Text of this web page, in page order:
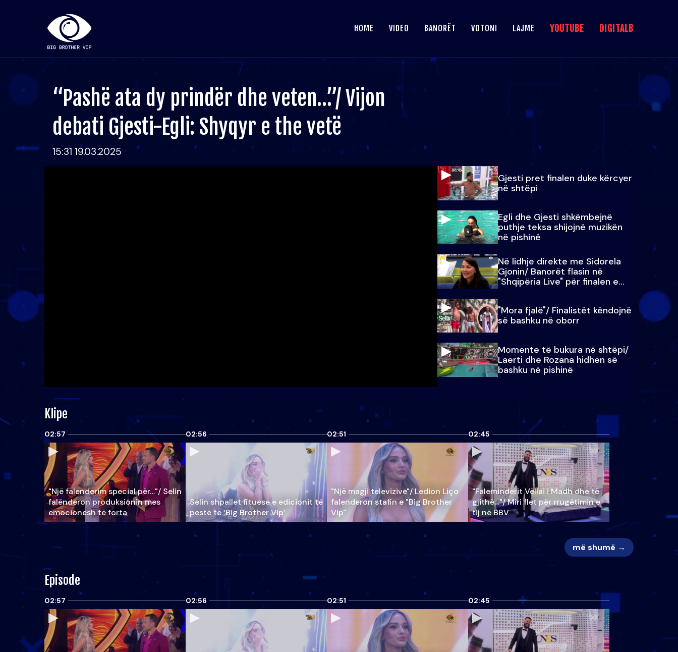
HOME VIDEO BANORËT VOTONI LAJME YOUTUBE DIGITALB
“Pashë ata dy prindër dhe veten…”/ Vijon
debati Gjesti-Egli: Shyqyr e the vetë
15:31 19.03.2025
Gjesti pret finalen duke kërcyer
në shtëpi
Egli dhe Gjesti shkëmbejnë
puthje teksa shijojnë muzikën
në pishinë
Në lidhje direkte me Sidorela
Gjonin/ Banorët flasin në
"Shqipëria Live" për finalen e
madhe
"Mora fjalë"/ Finalistët këndojnë
së bashku në oborr
Momente të bukura në shtëpi/
Laerti dhe Rozana hidhen së
bashku në pishinë
Klipe
02:57
"Një falenderim special për…"/ Selin
falënderon produksionin mes
emocionesh të forta
02:56
Selin shpallet fituese e edicionit të
pestë të ‘Big Brother Vip’
02:51
"Një magji televizive"/ Ledion Liço
falenderon stafin e "Big Brother
Vip"
02:45
"Faleminderit Vëllai i Madh dhe të
gjithë…"/ Miri flet për rrugëtimin e
tij në BBV
më shumë →
Episode
02:57 02:56 02:51 02:45